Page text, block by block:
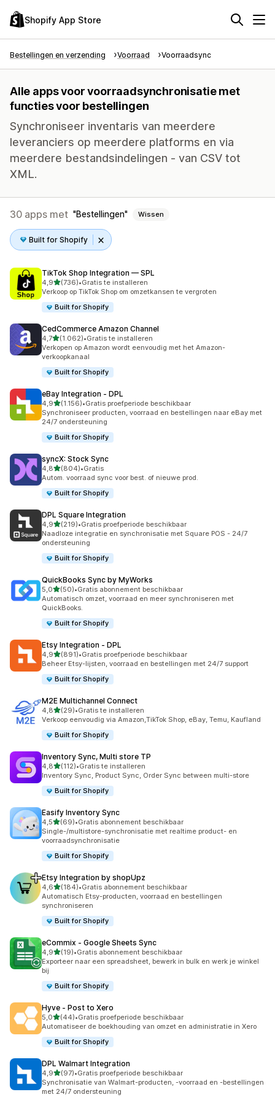
Shopify App Store
Bestellingen en verzending Voorraad Voorraadsync
Alle apps voor voorraadsynchronisatie met
functies voor bestellingen
Synchroniseer inventaris van meerdere
leveranciers op meerdere platforms en via
meerdere bestandsindelingen - van CSV tot
XML.
30 apps met Bestellingen Wissen
Built for Shopify
TikTok Shop Integration — SPL
4,9van 5 sterren
(736)
736 recensies in totaal
•Gratis te installeren
Verkoop op TikTok Shop om omzetkansen te vergroten
Built for Shopify
CedCommerce Amazon Channel
4,7van 5 sterren
(1.062)
1062 recensies in totaal
•Gratis te installeren
Verkopen op Amazon wordt eenvoudig met het Amazon-
verkoopkanaal
Built for Shopify
eBay Integration ‑ DPL
4,9van 5 sterren
(1.156)
1156 recensies in totaal
•Gratis proefperiode beschikbaar
Synchroniseer producten, voorraad en bestellingen naar eBay met
24/7 ondersteuning
Built for Shopify
syncX: Stock Sync
4,8van 5 sterren
(804)
804 recensies in totaal
•Gratis
Autom. voorraad sync voor best. of nieuwe prod.
Built for Shopify
DPL Square Integration
4,9van 5 sterren
(219)
219 recensies in totaal
•Gratis proefperiode beschikbaar
Naadloze integratie en synchronisatie met Square POS - 24/7
ondersteuning
Built for Shopify
QuickBooks Sync by MyWorks
5,0van 5 sterren
(50)
50 recensies in totaal
•Gratis abonnement beschikbaar
Automatisch omzet, voorraad en meer synchroniseren met
QuickBooks.
Built for Shopify
Etsy Integration ‑ DPL
4,9van 5 sterren
(891)
891 recensies in totaal
•Gratis proefperiode beschikbaar
Beheer Etsy-lijsten, voorraad en bestellingen met 24/7 support
Built for Shopify
M2E Multichannel Connect
4,8van 5 sterren
(29)
29 recensies in totaal
•Gratis te installeren
Verkoop eenvoudig via Amazon,TikTok Shop, eBay, Temu, Kaufland
Built for Shopify
Inventory Sync, Multi store TP
4,8van 5 sterren
(112)
112 recensies in totaal
•Gratis te installeren
Inventory Sync, Product Sync, Order Sync between multi-store
Built for Shopify
Easify Inventory Sync
4,5van 5 sterren
(69)
69 recensies in totaal
•Gratis abonnement beschikbaar
Single-/multistore-synchronisatie met realtime product- en
voorraadsynchronisatie
Built for Shopify
Etsy Integration by shopUpz
4,6van 5 sterren
(184)
184 recensies in totaal
•Gratis abonnement beschikbaar
Automatisch Etsy-producten, voorraad en bestellingen
synchroniseren
Built for Shopify
eCommix ‑ Google Sheets Sync
4,9van 5 sterren
(19)
19 recensies in totaal
•Gratis abonnement beschikbaar
Exporteer naar een spreadsheet, bewerk in bulk en werk je winkel
bij
Built for Shopify
Hyve ‑ Post to Xero
5,0van 5 sterren
(44)
44 recensies in totaal
•Gratis proefperiode beschikbaar
Automatiseer de boekhouding van omzet en administratie in Xero
Built for Shopify
DPL Walmart Integration
4,9van 5 sterren
(97)
97 recensies in totaal
•Gratis proefperiode beschikbaar
Synchronisatie van Walmart-producten, -voorraad en -bestellingen
met 24/7 ondersteuning